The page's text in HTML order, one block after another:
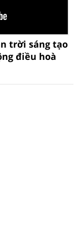
trời sáng tạo
điều hoà